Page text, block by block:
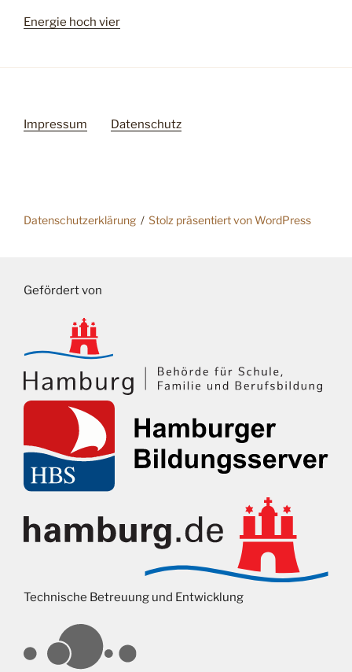
Energie hoch vier
Impressum Datenschutz
Datenschutzerklärung Stolz präsentiert von WordPress
Gefördert von
Technische Betreuung und Entwicklung